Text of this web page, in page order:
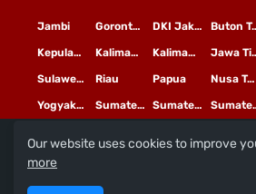
DKI Jakarta
Gorontalo
Jambi
Kalimantan Tengah
Kalimantan Timur
Kepulauan Riau
Nusa Tenggara Timur
Papua
Riau
Sulawesi Selatan
Sumatera Selatan
Sumatera Utara
Yogyakarta
Copyright© 2020 PTLiputan
Redaksi Pedoman Media Siber
Our website uses cookies to improve
more